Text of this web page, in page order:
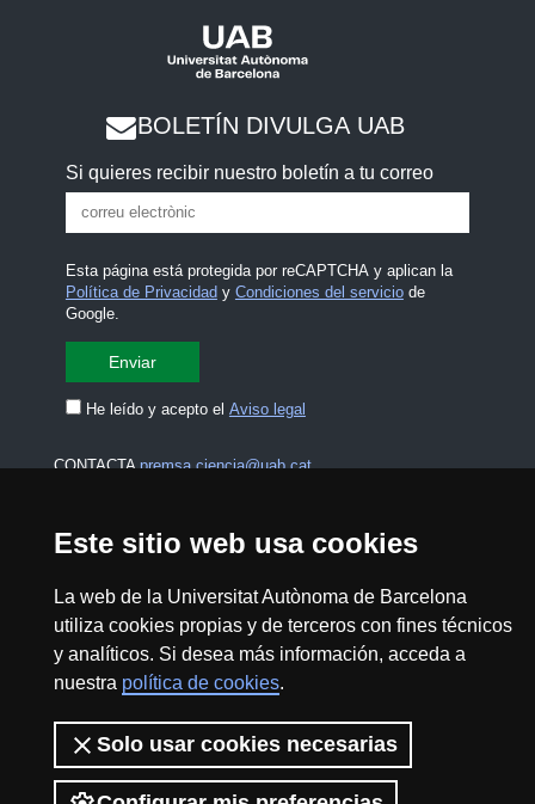
Este sitio web usa cookies
La web de la Universitat Autònoma de Barcelona
utiliza cookies propias y de terceros con fines técnicos
y analíticos. Si desea más información, acceda a
nuestra política de cookies.
Solo usar cookies necesarias
BOLETÍN DIVULGA UAB
Si quieres recibir nuestro boletín a tu correo
Esta página está protegida por reCAPTCHA y aplican la
Política de Privacidady Condiciones del serviciode
Google.
He leído y acepto el Aviso legal
CONTACTApremsa.ciencia@uab.cat
Mapa del web UAB
No Comercial (CC BY NC) - ISSN: 2014-6388
View low-bandwidth version